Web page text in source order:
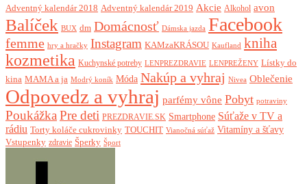
Adventný kalendár 2018 Adventný kalendár 2019 Akcie Alkohol avon
Balíček BUX dm Domácnosť Dámska jazda Facebook
femme hry a hračky Instagram KAMzaKRÁSOU Kaufland kniha
kozmetika Kuchynské potreby LENPREZDRAVIE LENPREŽENY Lístky do
kina MAMA a ja Modrý koník Móda Nakúp a vyhraj Nivea Oblečenie
Odpovedz a vyhraj parfémy vône Pobyt potraviny
Poukážka Pre deti PREZDRAVIE.SK Smartphone Súťaže v TV a
rádiu Torty koláče cukrovinky TOUCHIT Vianočná súťaž Vitamíny a šťavy
Vstupenky zdravie Šperky Šport